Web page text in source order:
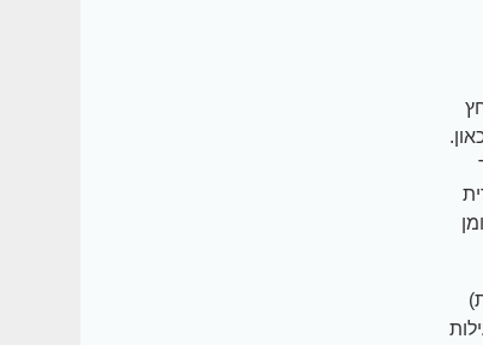
דקות)
של פעילות